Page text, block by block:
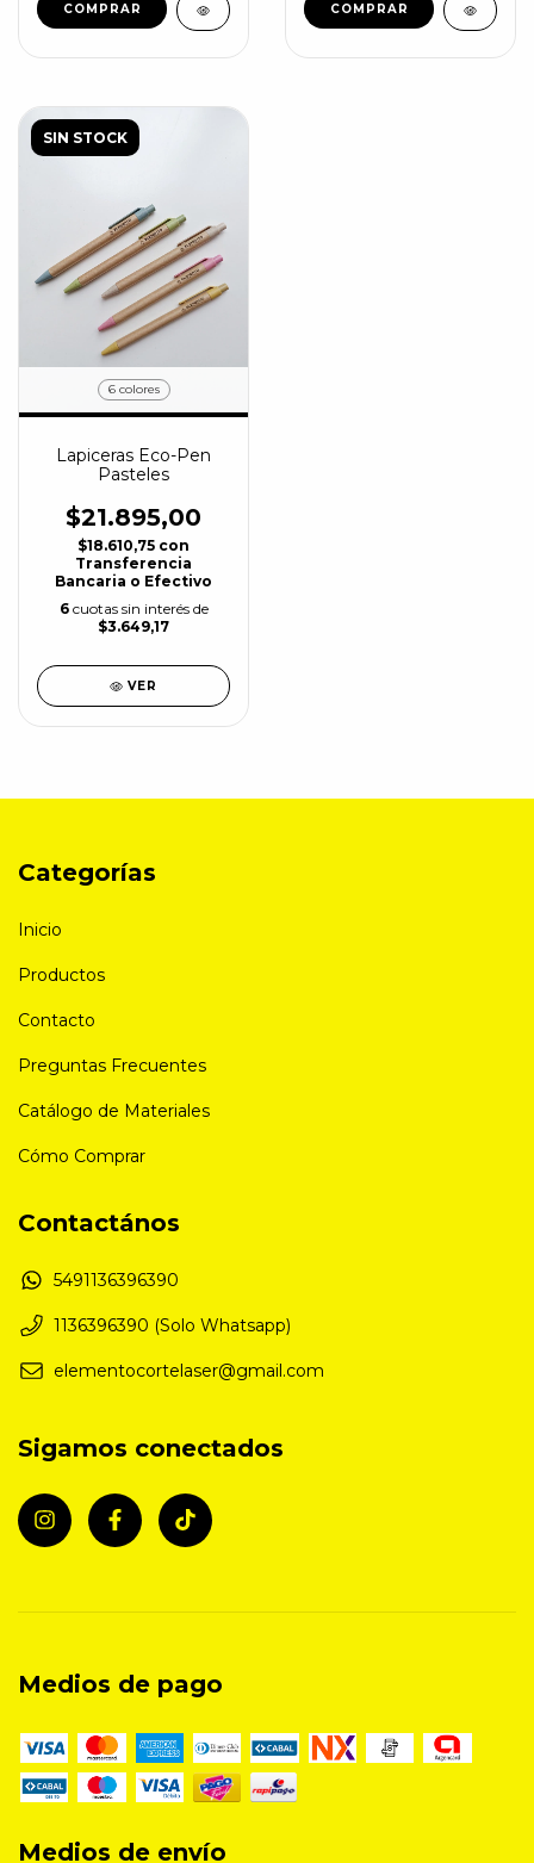
COMPRAR
SIN STOCK
6 colores
Lapiceras Eco-Pen
Pasteles
$21.895,00
$18.610,75 con
Transferencia
Bancaria o Efectivo
6 cuotas sin interés de
$3.649,17
VER
Categorías
Inicio
Productos
Contacto
Preguntas Frecuentes
Catálogo de Materiales
Cómo Comprar
Contactános
5491136396390
1136396390 (Solo Whatsapp)
elementocortelaser@gmail.com
Sigamos conectados
Medios de pago
Medios de envío